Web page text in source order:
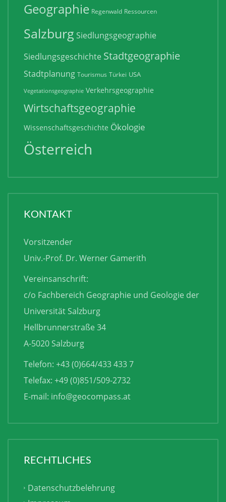
Geographie Regenwald Ressourcen
Salzburg Siedlungsgeographie
Siedlungsgeschichte Stadtgeographie
Stadtplanung Tourismus Türkei USA
Vegetationsgeographie Verkehrsgeographie
Wirtschaftsgeographie
Wissenschaftsgeschichte Ökologie
Österreich
KONTAKT
Vorsitzender
Univ.-Prof. Dr. Werner Gamerith
Vereinsanschrift:
c/o Fachbereich Geographie und Geologie der
Universität Salzburg
Hellbrunnerstraße 34
A-5020 Salzburg
Telefon: +43 (0)664/433 433 7
Telefax: +49 (0)851/509-2732
E-mail: info@geocompass.at
RECHTLICHES
Datenschutzbelehrung